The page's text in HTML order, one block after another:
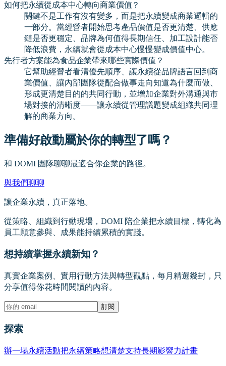
如何把永續從成本中心轉向商業價值？
關鍵不是工作有沒有變多，而是把永續變成商業邏輯的
一部分。當經營者開始思考產品價值是否更清楚、供應
鏈是否更穩定、品牌為何值得長期信任、加工設計能否
降低浪費，永續就會從成本中心慢慢變成價值中心。
先行者方案能為食品企業帶來哪些實際價值？
它幫助經營者看清優先順序、讓永續從品牌語言回到商
業價值、讓內部團隊從配合做事走向知道為什麼而做、
形成更清楚目的的共同行動，並增加企業對外溝通與市
場對接的清晰度——讓永續從管理議題變成組織共同理
解的商業方向。
準備好啟動屬於你的轉型了嗎？
和 DOMI 團隊聊聊最適合你企業的路徑。
與我們聊聊
讓企業永續，真正落地。
從策略、組織到行動現場，DOMI 陪企業把永續目標，轉化為
員工願意參與、成果能持續累積的實踐。
想持續掌握永續新知？
真實企業案例、實用行動方法與轉型觀點，每月精選幾封，只
分享值得你花時間閱讀的內容。
訂閱
探索
辦一場永續活動把永續策略想清楚支持長期影響力計畫